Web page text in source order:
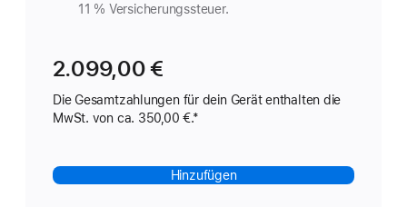
11 % Versicherungs­steuer.
2.099,00 €
Die Gesamtzahlungen für dein Gerät enthalten die
MwSt. von ca. 350,00 €.*
Hinzufügen